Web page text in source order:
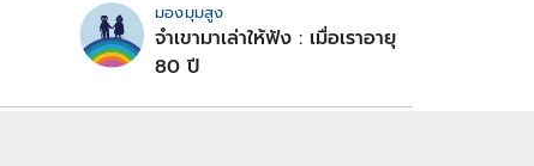
มองมุมสูง
จำเขามาเล่าให้ฟัง : เมื่อเราอายุ
80 ปี